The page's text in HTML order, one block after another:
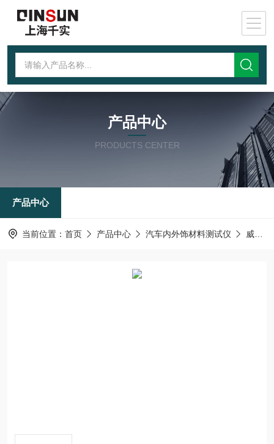
产品中心
PRODUCTS CENTER
产品中心
当前位置： 首页 产品中心 汽车内外饰材料测试仪 威士伯耐磨仪